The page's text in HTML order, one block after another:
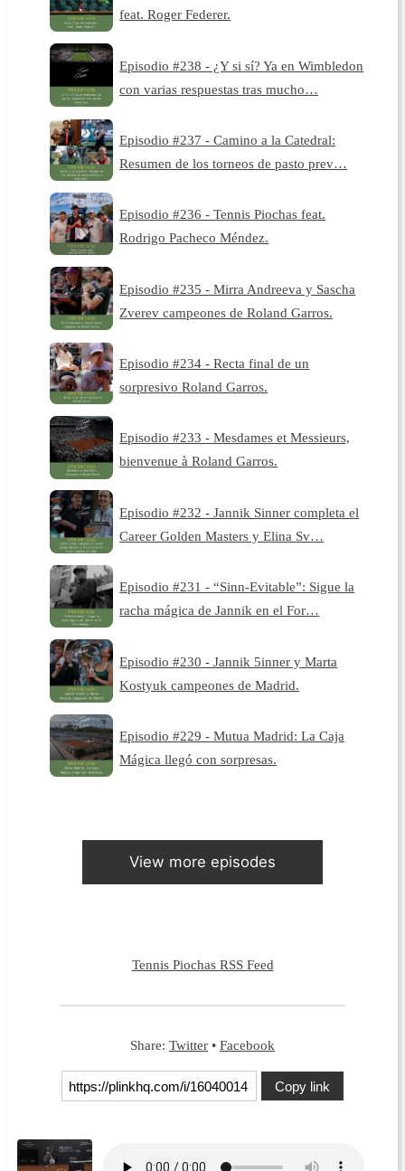
feat. Roger Federer.
Episodio #238 - ¿Y si sí? Ya en Wimbledon
con varias respuestas tras mucho…
Episodio #237 - Camino a la Catedral:
Resumen de los torneos de pasto prev…
Episodio #236 - Tennis Piochas feat.
Rodrigo Pacheco Méndez.
Episodio #235 - Mirra Andreeva y Sascha
Zverev campeones de Roland Garros.
Episodio #234 - Recta final de un
sorpresivo Roland Garros.
Episodio #233 - Mesdames et Messieurs,
bienvenue à Roland Garros.
Episodio #232 - Jannik Sinner completa el
Career Golden Masters y Elina Sv…
Episodio #231 - “Sinn-Evitable”: Sigue la
racha mágica de Jannik en el For…
Episodio #230 - Jannik 5inner y Marta
Kostyuk campeones de Madrid.
Episodio #229 - Mutua Madrid: La Caja
Mágica llegó con sorpresas.
View more episodes
Tennis Piochas RSS Feed
Share: Twitter • Facebook
Copy link